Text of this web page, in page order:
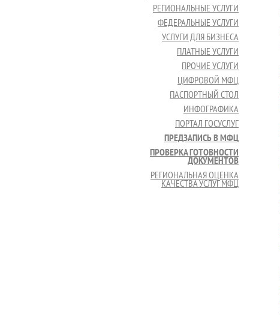
РЕГИОНАЛЬНЫЕ УСЛУГИ
ФЕДЕРАЛЬНЫЕ УСЛУГИ
УСЛУГИ ДЛЯ БИЗНЕСА
ПЛАТНЫЕ УСЛУГИ
ПРОЧИЕ УСЛУГИ
ЦИФРОВОЙ МФЦ
ПАСПОРТНЫЙ СТОЛ
ИНФОГРАФИКА
ПОРТАЛ ГОСУСЛУГ
ПРЕДЗАПИСЬ В МФЦ
ПРОВЕРКА ГОТОВНОСТИ
ДОКУМЕНТОВ
РЕГИОНАЛЬНАЯ ОЦЕНКА
КАЧЕСТВА УСЛУГ МФЦ